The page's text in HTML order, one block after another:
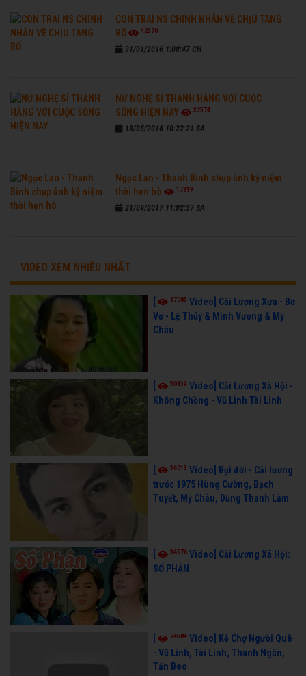
CON TRAI NS CHINH NHẪN VỀ CHỊU TANG
BỐ
42970
31/01/2016 1:08:47 CH
NỮ NGHỆ SĨ THANH HẰNG VỚI CUỘC
SỐNG HIỆN NAY
32574
18/05/2016 10:22:21 SA
Ngọc Lan - Thanh Bình chụp ảnh kỷ niệm
thời hẹn hò
17819
21/09/2017 11:02:37 SA
VIDEO XEM NHIỀU NHẤT
67085 Video] Cải Lương Xưa - Bơ
Vơ - Lệ Thủy & Minh Vương & Mỹ
Châu
50839 Video] Cải Lương Xã Hội -
Không Chồng - Vũ Linh Tài Linh
36013 Video] Bụi đời - Cải lương
trước 1975 Hùng Cường, Bạch
Tuyết, Mỹ Châu, Dũng Thanh Lâm
34576 Video] Cải Lương Xã Hội:
SỐ PHẬN
[ 24584 Video] Kẻ Chợ Người Quê
- Vũ Linh, Tài Linh, Thanh Ngân,
Tấn Beo